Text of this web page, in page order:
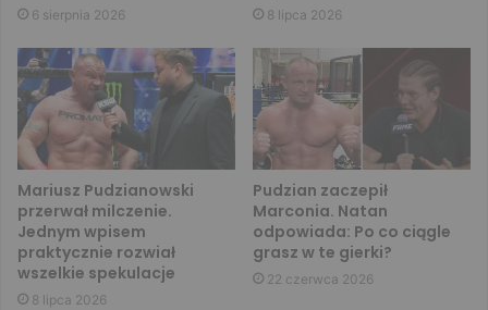
6 sierpnia 2026 8 lipca 2026
Mariusz Pudzianowski
przerwał milczenie.
Jednym wpisem
praktycznie rozwiał
wszelkie spekulacje
8 lipca 2026
Pudzian zaczepił
Marconia. Natan
odpowiada: Po co ciągle
grasz w te gierki?
22 czerwca 2026